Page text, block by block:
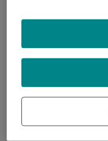
Continuar leyendo